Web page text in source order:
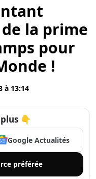
la prime
pour
!
à 13:14
👇
Google Actualités
préférée